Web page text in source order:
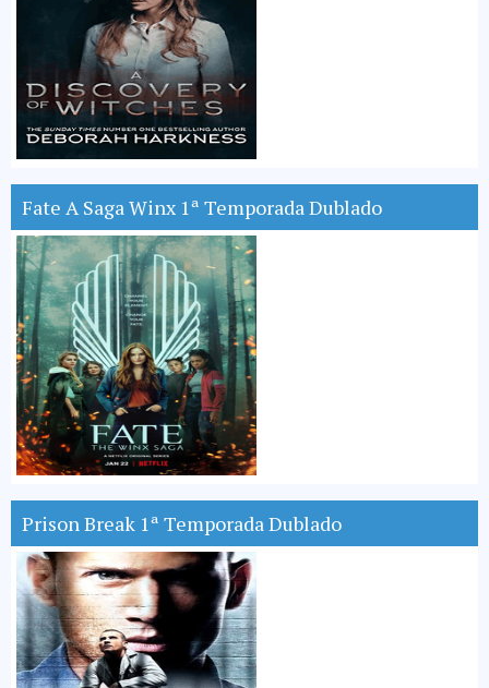
Fate A Saga Winx 1ª Temporada Dublado
Prison Break 1ª Temporada Dublado